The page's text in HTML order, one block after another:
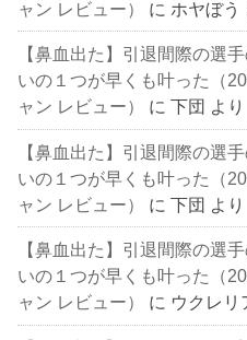
ャン レビュー）
に ホヤぼう
【鼻血出た】引退間際の選
いの１つが早くも叶った（
ャン レビュー）
に下団 より
【鼻血出た】引退間際の選
いの１つが早くも叶った（
ャン レビュー）
に下団 より
【鼻血出た】引退間際の選
いの１つが早くも叶った（
ャン レビュー）
に ウクレリ